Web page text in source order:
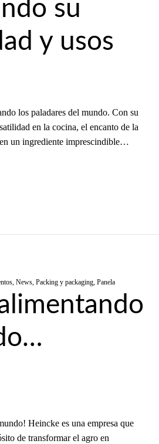
su
y usos
los paladares del mundo. Con su
en la cocina, el encanto de la
un ingrediente imprescindible…
, News, Packing y packaging, Panela
Heincke es una empresa que
de transformar el agro en